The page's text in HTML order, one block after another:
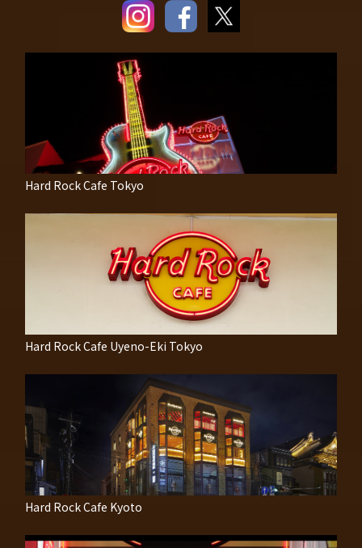
Hard Rock Cafe Tokyo
Hard Rock Cafe Uyeno-Eki Tokyo
Hard Rock Cafe Kyoto